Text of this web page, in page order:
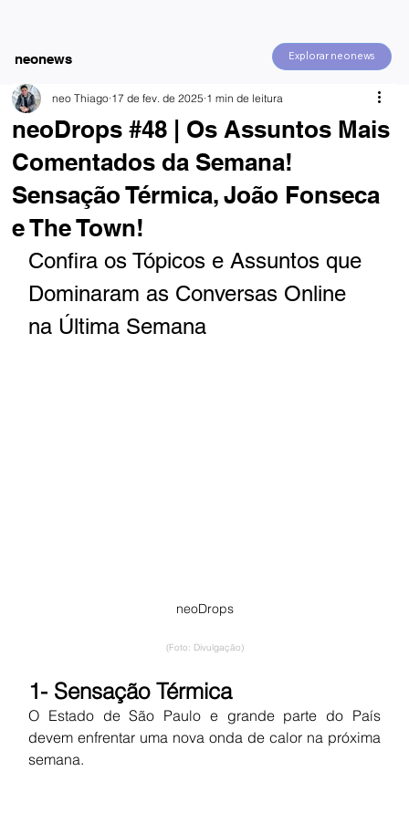
Explorar neonews
neonews
neoDrops #48 | Os Assuntos Mais
Comentados da Semana!
Sensação Térmica, João Fonseca
e The Town!
neo Thiago 17 de fev. de 2025 1 min de leitura
Confira os Tópicos e Assuntos que
Dominaram as Conversas Online
na Última Semana
neoDrops
(Foto: Divulgação)
1- Sensação Térmica
O Estado de São Paulo e grande parte do País
devem enfrentar uma nova onda de calor na próxima
semana.